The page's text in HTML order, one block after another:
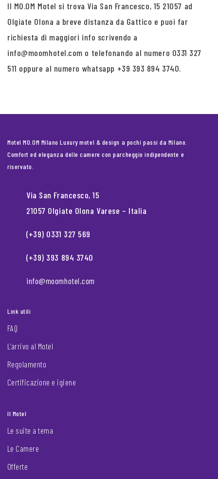
Il MO.OM Motel si trova Via San Francesco, 15 21057 ad
Olgiate Olona a breve distanza da Gattico e puoi far
richiesta di maggiori info scrivendo a
info@moomhotel.com o telefonando al numero 0331 327
511 oppure al numero whatsapp +39 393 894 3740.
Motel MO.OM Milano Luxury motel & design a pochi passi da Milano.
Comfort ed eleganza delle camere con parcheggio indipendente e
riservato.
Via San Francesco, 15
21057 Olgiate Olona Varese – Italia
(+39) 0331 327 569
(+39) 393 894 3740
info@moomhotel.com
Link utili
FAQ
L’arrivo al Motel
Regolamento
Certificazione e igiene
Il Motel
Le suite a tema
Le Camere
Offerte